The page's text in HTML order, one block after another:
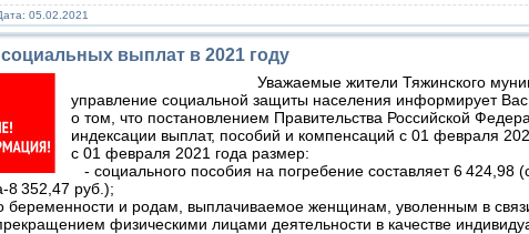
05.02.2021
выплат в 2021 году
Уважаемые жители Тяжинского
управление социальной защиты населения информирует Вас
о том, что постановлением Правительства Российской
индексации выплат, пособий и компенсаций с 01 февраля
с 01 февраля 2021 года размер:
- социального пособия на погребение составляет 6 424,98
8 352,47 руб.);
и родам, выплачиваемое женщинам, уволенным в
физическими лицами деятельности в качестве